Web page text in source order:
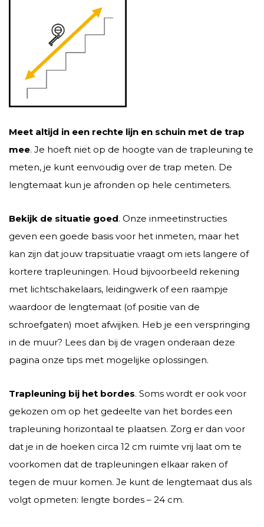
Meet altijd in een rechte lijn en schuin met de trap
mee. Je hoeft niet op de hoogte van de trapleuning te
meten, je kunt eenvoudig over de trap meten. De
lengtemaat kun je afronden op hele centimeters.
Bekijk de situatie goed. Onze inmeetinstructies
geven een goede basis voor het inmeten, maar het
kan zijn dat jouw trapsituatie vraagt om iets langere of
kortere trapleuningen. Houd bijvoorbeeld rekening
met lichtschakelaars, leidingwerk of een raampje
waardoor de lengtemaat (of positie van de
schroefgaten) moet afwijken. Heb je een verspringing
in de muur? Lees dan bij de vragen onderaan deze
pagina onze tips met mogelijke oplossingen.
Trapleuning bij het bordes. Soms wordt er ook voor
gekozen om op het gedeelte van het bordes een
trapleuning horizontaal te plaatsen. Zorg er dan voor
dat je in de hoeken circa 12 cm ruimte vrij laat om te
voorkomen dat de trapleuningen elkaar raken of
tegen de muur komen. Je kunt de lengtemaat dus als
volgt opmeten: lengte bordes – 24 cm.